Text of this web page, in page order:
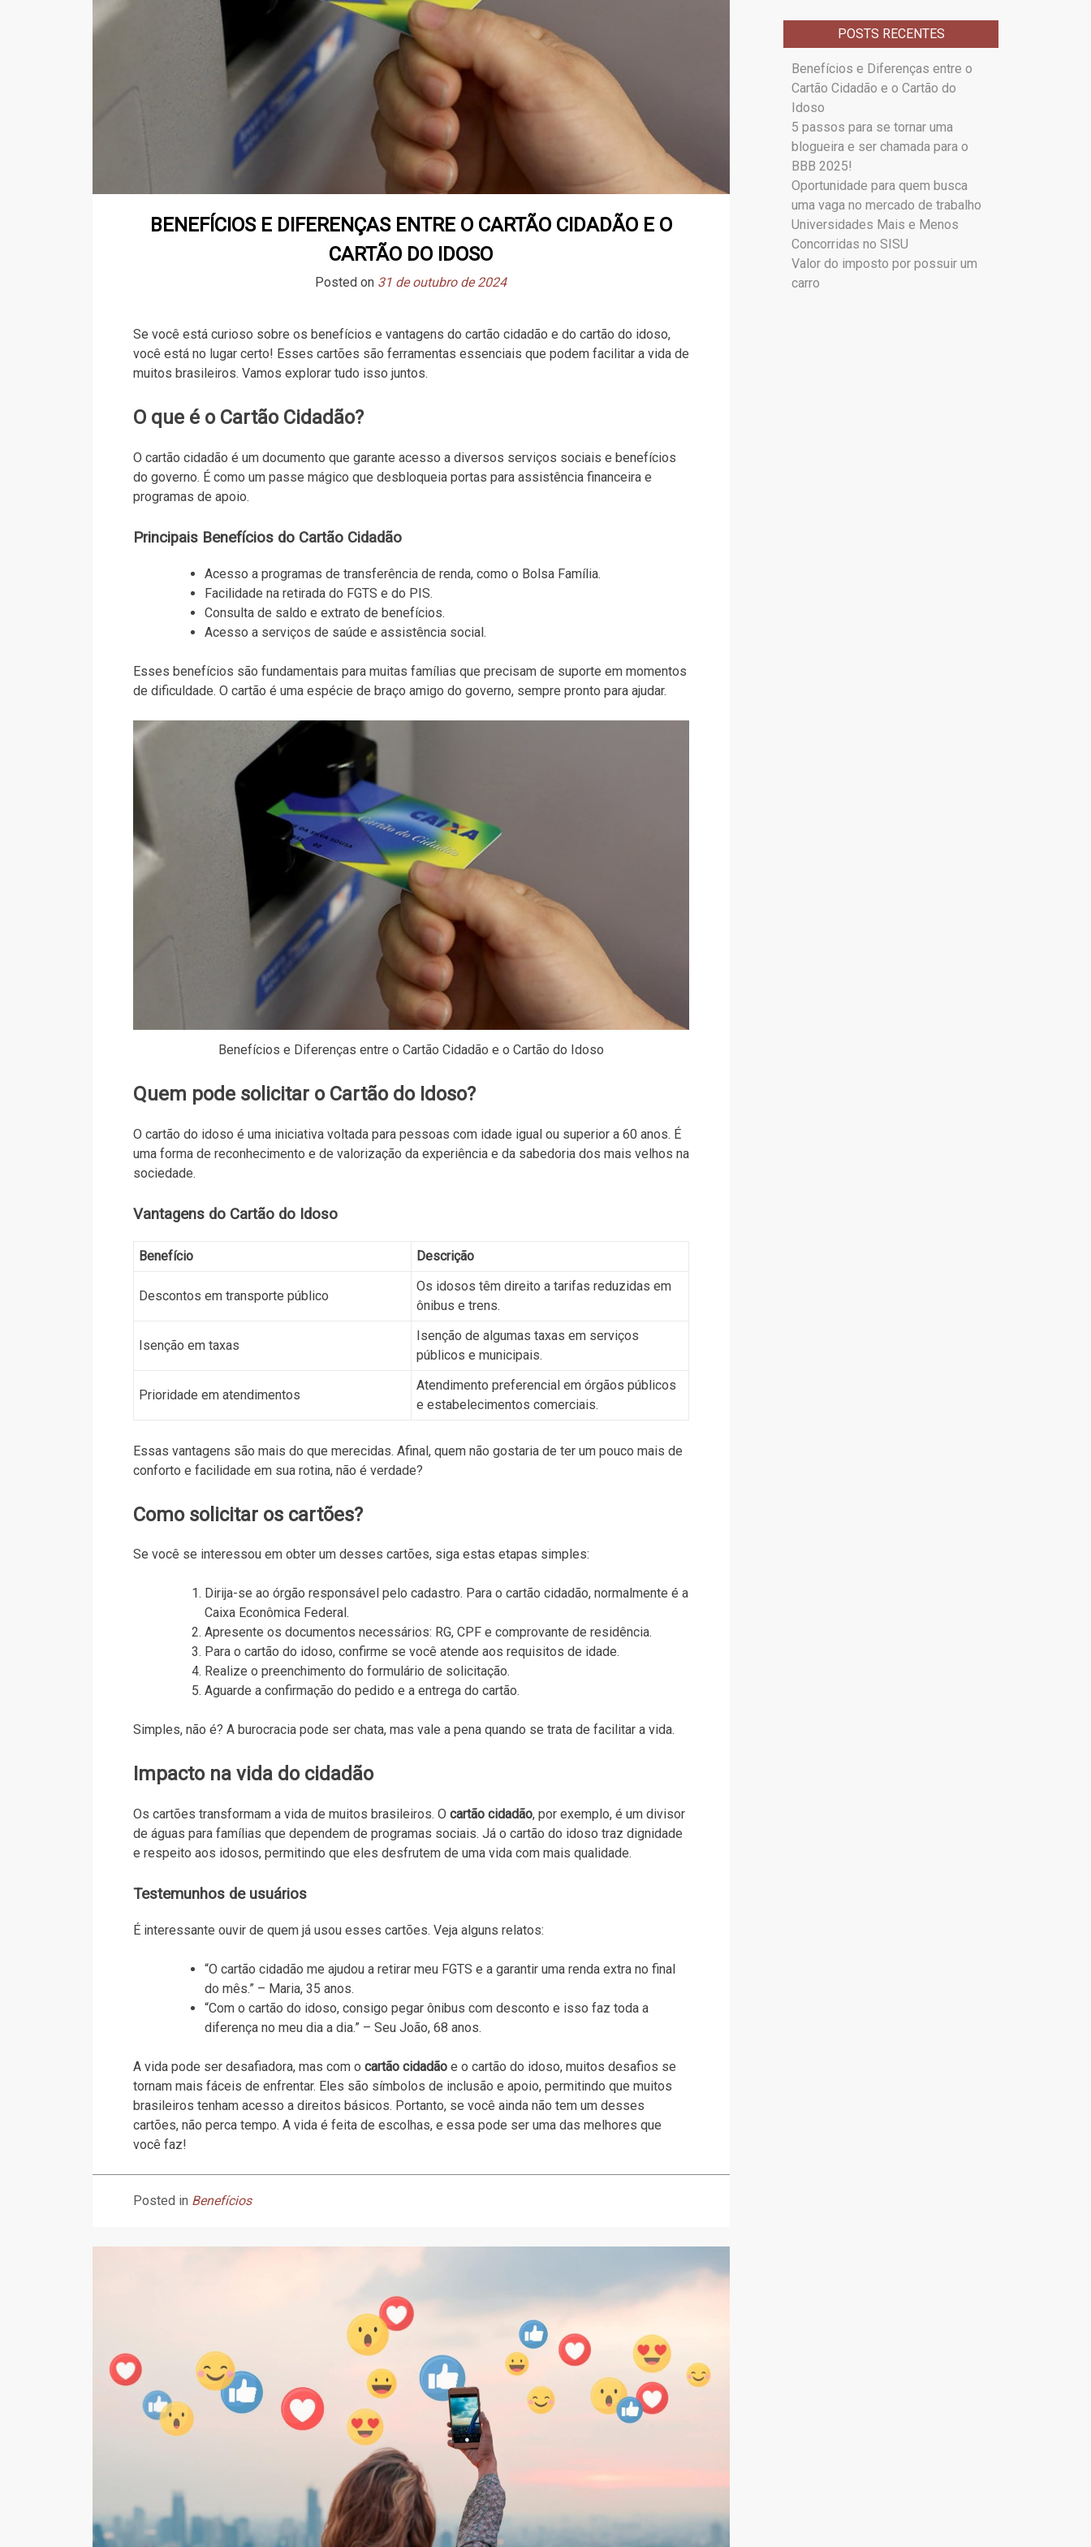
BENEFÍCIOS E DIFERENÇAS ENTRE O CARTÃO CIDADÃO E O
CARTÃO DO IDOSO
Posted on 31 de outubro de 2024
Se você está curioso sobre os benefícios e vantagens do cartão cidadão e do cartão do idoso,
você está no lugar certo! Esses cartões são ferramentas essenciais que podem facilitar a vida de
muitos brasileiros. Vamos explorar tudo isso juntos.
O que é o Cartão Cidadão?
O cartão cidadão é um documento que garante acesso a diversos serviços sociais e benefícios
do governo. É como um passe mágico que desbloqueia portas para assistência financeira e
programas de apoio.
Principais Benefícios do Cartão Cidadão
Acesso a programas de transferência de renda, como o Bolsa Família.
Facilidade na retirada do FGTS e do PIS.
Consulta de saldo e extrato de benefícios.
Acesso a serviços de saúde e assistência social.
Esses benefícios são fundamentais para muitas famílias que precisam de suporte em momentos
de dificuldade. O cartão é uma espécie de braço amigo do governo, sempre pronto para ajudar.
Benefícios e Diferenças entre o Cartão Cidadão e o Cartão do Idoso
Quem pode solicitar o Cartão do Idoso?
O cartão do idoso é uma iniciativa voltada para pessoas com idade igual ou superior a 60 anos. É
uma forma de reconhecimento e de valorização da experiência e da sabedoria dos mais velhos na
sociedade.
Vantagens do Cartão do Idoso
Benefício Descrição
Descontos em transporte público
Os idosos têm direito a tarifas reduzidas em
ônibus e trens.
Isenção em taxas
Isenção de algumas taxas em serviços
públicos e municipais.
Prioridade em atendimentos
Atendimento preferencial em órgãos públicos
e estabelecimentos comerciais.
Essas vantagens são mais do que merecidas. Afinal, quem não gostaria de ter um pouco mais de
conforto e facilidade em sua rotina, não é verdade?
Como solicitar os cartões?
Se você se interessou em obter um desses cartões, siga estas etapas simples:
Dirija-se ao órgão responsável pelo cadastro. Para o cartão cidadão, normalmente é a
Caixa Econômica Federal.
Apresente os documentos necessários: RG, CPF e comprovante de residência.
Para o cartão do idoso, confirme se você atende aos requisitos de idade.
Realize o preenchimento do formulário de solicitação.
Aguarde a confirmação do pedido e a entrega do cartão.
Simples, não é? A burocracia pode ser chata, mas vale a pena quando se trata de facilitar a vida.
Impacto na vida do cidadão
Os cartões transformam a vida de muitos brasileiros. O cartão cidadão, por exemplo, é um divisor
de águas para famílias que dependem de programas sociais. Já o cartão do idoso traz dignidade
e respeito aos idosos, permitindo que eles desfrutem de uma vida com mais qualidade.
Testemunhos de usuários
É interessante ouvir de quem já usou esses cartões. Veja alguns relatos:
“O cartão cidadão me ajudou a retirar meu FGTS e a garantir uma renda extra no final
do mês.” – Maria, 35 anos.
“Com o cartão do idoso, consigo pegar ônibus com desconto e isso faz toda a
diferença no meu dia a dia.” – Seu João, 68 anos.
A vida pode ser desafiadora, mas com o cartão cidadãoe o cartão do idoso, muitos desafios se
tornam mais fáceis de enfrentar. Eles são símbolos de inclusão e apoio, permitindo que muitos
brasileiros tenham acesso a direitos básicos. Portanto, se você ainda não tem um desses
cartões, não perca tempo. A vida é feita de escolhas, e essa pode ser uma das melhores que
você faz!
Posted in Benefícios
POSTS RECENTES
Benefícios e Diferenças entre o
Cartão Cidadão e o Cartão do
Idoso
5 passos para se tornar uma
blogueira e ser chamada para o
BBB 2025!
Oportunidade para quem busca
uma vaga no mercado de trabalho
Universidades Mais e Menos
Concorridas no SISU
Valor do imposto por possuir um
carro